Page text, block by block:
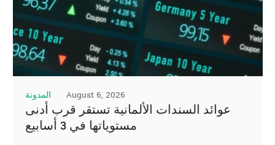
المدونة August 6, 2026
عوائد السندات الألمانية تستقر قرب أدنى
مستوياتها في 3 أسابيع